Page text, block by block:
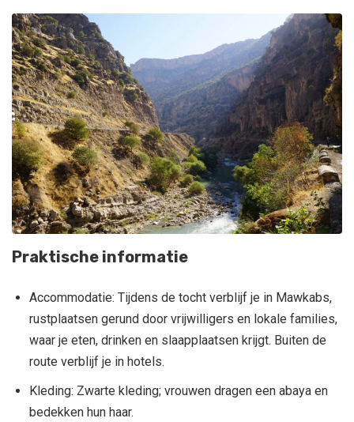
Praktische informatie
Accommodatie: Tijdens de tocht verblijf je in Mawkabs,
rustplaatsen gerund door vrijwilligers en lokale families,
waar je eten, drinken en slaapplaatsen krijgt. Buiten de
route verblijf je in hotels.
Kleding: Zwarte kleding; vrouwen dragen een abaya en
bedekken hun haar.